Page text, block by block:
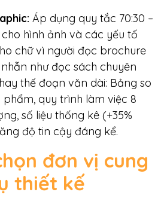
: Áp dụng quy tắc 70:30 –
hình ảnh và các yếu tố
chữ vì người đọc brochure
như đọc sách chuyên
thế đoạn văn dài: Bảng so
quy trình làm việc 8
số liệu thống kê (+35%
độ tin cậy đáng kể.
đơn vị cung
thiết kế